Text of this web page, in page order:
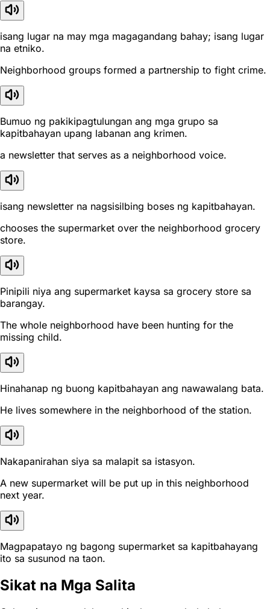
isang lugar na may mga magagandang bahay; isang lugar
na etniko.
Neighborhood groups formed a partnership to fight crime.
Bumuo ng pakikipagtulungan ang mga grupo sa
kapitbahayan upang labanan ang krimen.
a newsletter that serves as a neighborhood voice.
isang newsletter na nagsisilbing boses ng kapitbahayan.
chooses the supermarket over the neighborhood grocery
store.
Pinipili niya ang supermarket kaysa sa grocery store sa
barangay.
The whole neighborhood have been hunting for the
missing child.
Hinahanap ng buong kapitbahayan ang nawawalang bata.
He lives somewhere in the neighborhood of the station.
Nakapanirahan siya sa malapit sa istasyon.
A new supermarket will be put up in this neighborhood
next year.
Magpapatayo ng bagong supermarket sa kapitbahayang
ito sa susunod na taon.
Sikat na Mga Salita